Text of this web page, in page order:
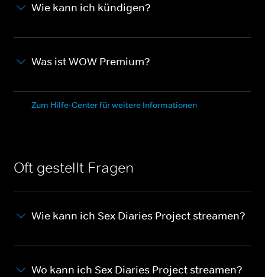
Wie kann ich kündigen?
Was ist WOW Premium?
Zum Hilfe-Center für weitere Informationen
Oft gestellt Fragen
Wie kann ich Sex Diaries Project streamen?
Wo kann ich Sex Diaries Project streamen?